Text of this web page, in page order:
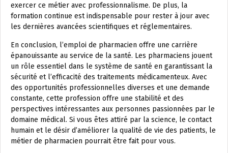
exercer ce métier avec professionnalisme. De plus, la
formation continue est indispensable pour rester à jour avec
les dernières avancées scientifiques et réglementaires.
En conclusion, l’emploi de pharmacien offre une carrière
épanouissante au service de la santé. Les pharmaciens jouent
un rôle essentiel dans le système de santé en garantissant la
sécurité et l’efficacité des traitements médicamenteux. Avec
des opportunités professionnelles diverses et une demande
constante, cette profession offre une stabilité et des
perspectives intéressantes aux personnes passionnées par le
domaine médical. Si vous êtes attiré par la science, le contact
humain et le désir d’améliorer la qualité de vie des patients, le
métier de pharmacien pourrait être fait pour vous.